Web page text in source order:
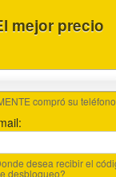
mejor precio
compró su
desea recibir el
desbloqueo?